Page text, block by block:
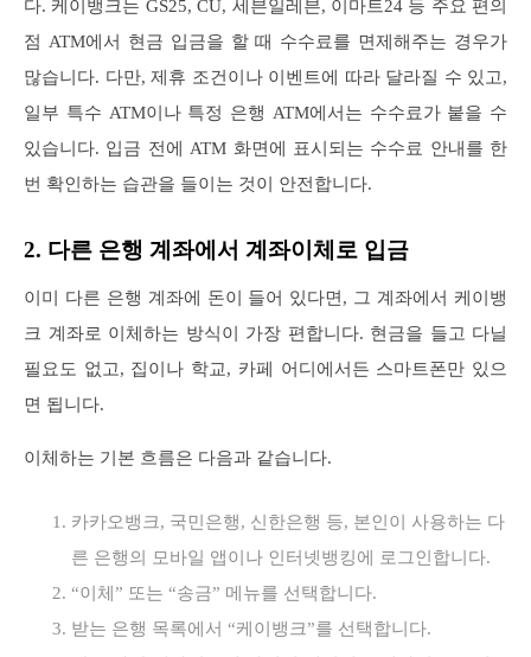
다. 케이뱅크는 GS25, CU, 세븐일레븐, 이마트24 등 주요 편의
점 ATM에서 현금 입금을 할 때 수수료를 면제해주는 경우가
많습니다. 다만, 제휴 조건이나 이벤트에 따라 달라질 수 있고,
일부 특수 ATM이나 특정 은행 ATM에서는 수수료가 붙을 수
있습니다. 입금 전에 ATM 화면에 표시되는 수수료 안내를 한
번 확인하는 습관을 들이는 것이 안전합니다.
2. 다른 은행 계좌에서 계좌이체로 입금
이미 다른 은행 계좌에 돈이 들어 있다면, 그 계좌에서 케이뱅
크 계좌로 이체하는 방식이 가장 편합니다. 현금을 들고 다닐
필요도 없고, 집이나 학교, 카페 어디에서든 스마트폰만 있으
면 됩니다.
이체하는 기본 흐름은 다음과 같습니다.
카카오뱅크, 국민은행, 신한은행 등, 본인이 사용하는 다
른 은행의 모바일 앱이나 인터넷뱅킹에 로그인합니다.
“이체” 또는 “송금” 메뉴를 선택합니다.
받는 은행 목록에서 “케이뱅크”를 선택합니다.